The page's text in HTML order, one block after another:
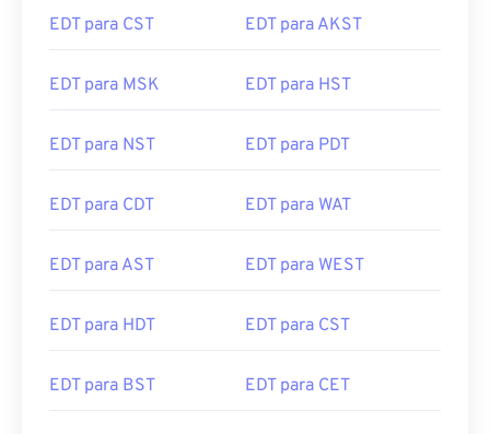
EDT para CST EDT para AKST
EDT para MSK EDT para HST
EDT para NST EDT para PDT
EDT para CDT EDT para WAT
EDT para AST EDT para WEST
EDT para HDT EDT para CST
EDT para BST EDT para CET